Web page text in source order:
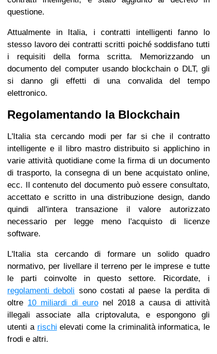
questione.
Attualmente in Italia, i contratti intelligenti fanno lo
stesso lavoro dei contratti scritti poiché soddisfano tutti
i requisiti della forma scritta. Memorizzando un
documento del computer usando blockchain o DLT, gli
si danno gli effetti di una convalida del tempo
elettronico.
Regolamentando la Blockchain
L'Italia sta cercando modi per far si che il contratto
intelligente e il libro mastro distribuito si applichino in
varie attività quotidiane come la firma di un documento
di trasporto, la consegna di un bene acquistato online,
ecc. Il contenuto del documento può essere consultato,
accettato e scritto in una distribuzione design, dando
quindi all'intera transazione il valore autorizzato
necessario per legge meno l'acquisto di licenze
software.
L'Italia sta cercando di formare un solido quadro
normativo, per livellare il terreno per le imprese e tutte
le parti coinvolte in questo settore. Ricordate, i
regolamenti deboli sono costati al paese la perdita di
oltre 10 miliardi di euronel 2018 a causa di attività
illegali associate alla criptovaluta, e espongono gli
utenti a rischi elevati come la criminalità informatica, le
frodi e altri.